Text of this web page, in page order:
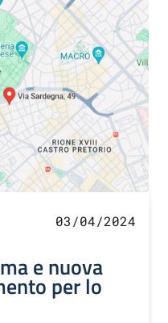
03/04/2024
e nuova
per lo